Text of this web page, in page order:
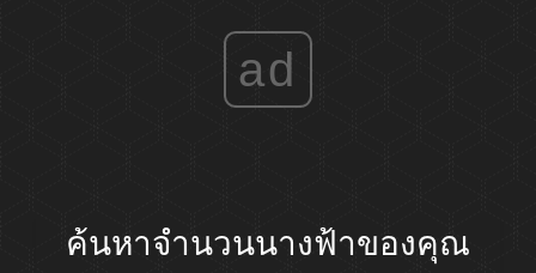
ad
ค้นหาจำนวนนางฟ้าของคุณ